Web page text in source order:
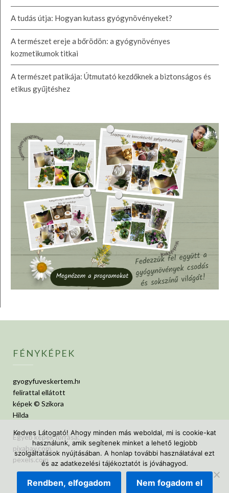
A tudás útja: Hogyan kutass gyógynövényeket?
A természet ereje a bőrödön: a gyógynövényes
kozmetikumok titkai
A természet patikája: Útmutató kezdőknek a biztonságos és
etikus gyűjtéshez
FÉNYKÉPEK
gyogyfuveskertem.hu
felirattal ellátott
képek © Szikora
Hilda
Egyéb képek forrása:
pixabay.com,
pexels.com
Kedves Látogató! Ahogy minden más weboldal, mi is cookie-kat
használunk, amik segítenek minket a lehető legjobb
szolgáltatások nyújtásában. A honlap további használatával ezt
és az adatkezelési tájékoztatót is jóváhagyod.
Rendben, elfogadom Nem fogadom el